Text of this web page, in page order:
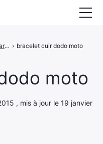
moto
, mis à jour le 19 janvier
Moto 360 - Des barcelets en cuir pour la smartwatch de Motorola › bracelet cuir dodo moto